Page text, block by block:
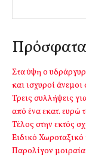
Στα ύψη ο
και ισχυροί άνεμοι
Τρεις συλλήψεις
από ένα εκατ. ευρώ
Τέλος στην εκτός
Ειδικό Χωροταξικό
Παρολίγον